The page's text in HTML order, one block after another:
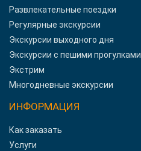
Развлекательные поездки
Регулярные экскурсии
Экскурсии выходного дня
Экскурсии с пешими прогулками
Экстрим
Многодневные экскурсии
ИНФОРМАЦИЯ
Как заказать
Услуги